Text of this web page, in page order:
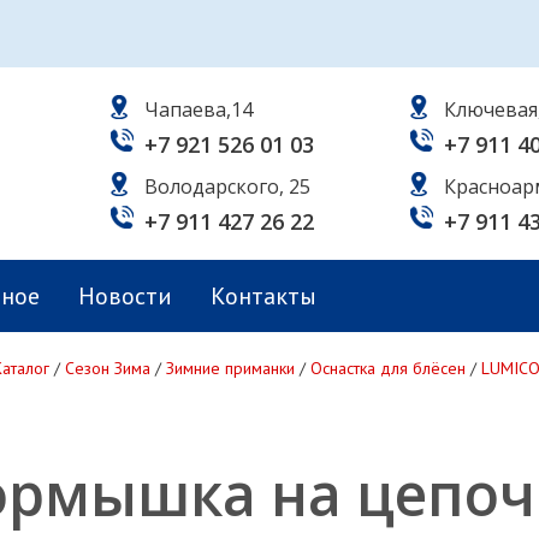
Чапаева,14
+7 921 526 01 03
Володарского, 25
+7 911 427 26 22
+7 911
+7 911
Новости Контакты
/Сезон Зима /Зимние приманки /Оснастка для блёсен /
на